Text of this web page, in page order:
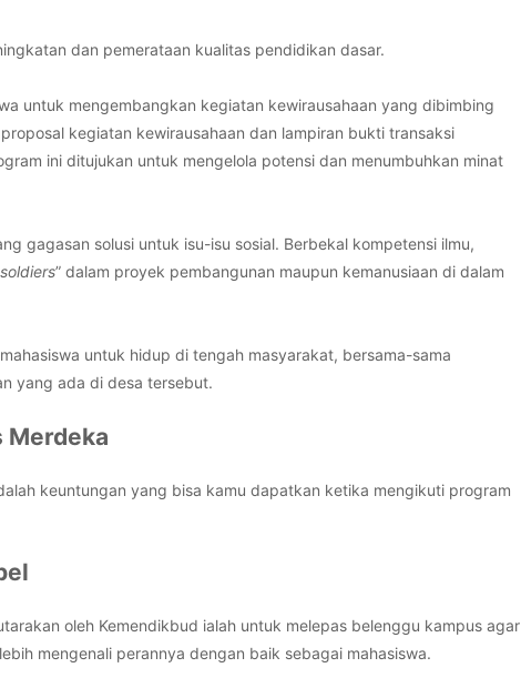
dan pemerataan kualitas pendidikan dasar.
untuk mengembangkan kegiatan kewirausahaan yang dibimbing
kegiatan kewirausahaan dan lampiran bukti transaksi
ini ditujukan untuk mengelola potensi dan menumbuhkan minat
gagasan solusi untuk isu-isu sosial. Berbekal kompetensi ilmu,
soldiers” dalam proyek pembangunan maupun kemanusiaan di dalam
untuk hidup di tengah masyarakat, bersama-sama
yang ada di desa tersebut.
Merdeka
keuntungan yang bisa kamu dapatkan ketika mengikuti program
oleh Kemendikbud ialah untuk melepas belenggu kampus agar
mengenali perannya dengan baik sebagai mahasiswa.